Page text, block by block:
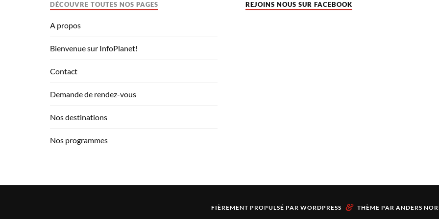
DÉCOUVRE TOUTES NOS PAGES
A propos
Bienvenue sur InfoPlanet!
Contact
Demande de rendez-vous
Nos destinations
Nos programmes
REJOINS NOUS SUR FACEBOOK
FIÈREMENT PROPULSÉ PAR WORDPRESS & THÈME PAR ANDERS